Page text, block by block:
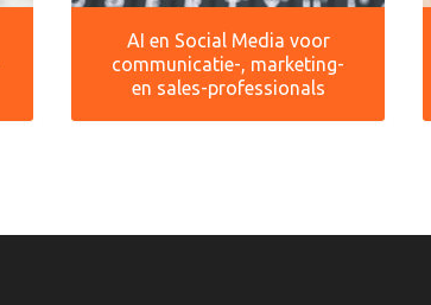
AI en Social Media voor
communicatie-, marketing-
en sales-professionals